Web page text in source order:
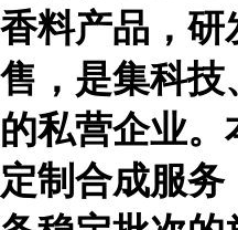
香料产品，研
售，是集科技
的私营企业
定制合成服